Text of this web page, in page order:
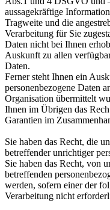
aussagekräftige
Tragweite und die
Verarbeitung für Sie
Daten nicht bei Ihnen
Auskunft zu allen
Daten.
Ferner steht Ihnen ein
personenbezogene Daten
Organisation übermittelt
Ihnen im Übrigen das
Garantien im
Sie haben das Recht, die
betreffender unrichtiger
Sie haben das Recht, von
betreffenden
werden, sofern einer der
Verarbeitung nicht